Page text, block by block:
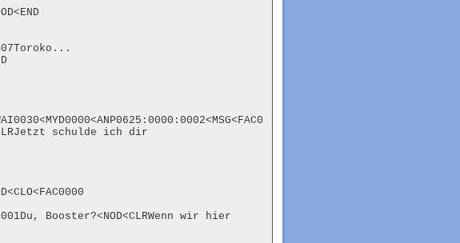
schulde ich dir
Booster?<NOD<CLRWenn wir hier